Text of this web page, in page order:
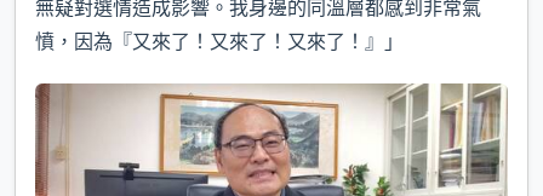
無疑對選情造成影響。我身邊的同溫層都感到非常氣
憤，因為『又來了！又來了！又來了！』」